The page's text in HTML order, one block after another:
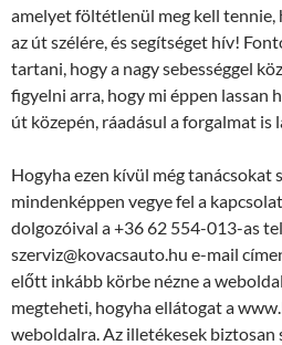
amelyet föltétlenül meg kell tennie,
az út szélére, és segítséget hív!
tartani, hogy a nagy sebességgel
figyelni arra, hogy mi éppen lassan
út közepén, ráadásul a forgalmat is
Hogyha ezen kívül még tanácsokat
mindenképpen vegye fel a
dolgozóival a +36 62 554-013-as
szerviz@kovacsauto.hu e-mail
előtt inkább körbe nézne a
megteheti, hogyha ellátogat a
weboldalra. Az illetékesek biztosan